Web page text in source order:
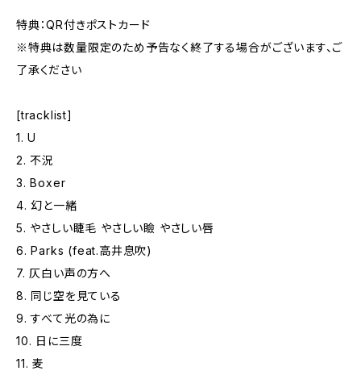
特典：QR付きポストカード
※特典は数量限定のため予告なく終了する場合がございます、ご
了承ください
[tracklist]
1. U
2. 不況
3. Boxer
4. 幻と一緒
5. やさしい睫毛 やさしい瞼 やさしい唇
6. Parks (feat.高井息吹)
7. 仄白い声の方へ
8. 同じ空を見ている
9. すべて光の為に
10. 日に三度
11. 麦